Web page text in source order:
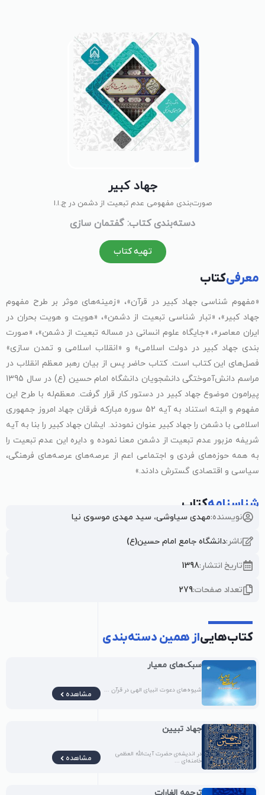
جهاد کبیر
صورت‌بندی مفهومی عدم تبعیت از دشمن در ج.ا.ا
دسته‌بندی کتاب: گفتمان سازی
تهیه کتاب
معرفیکتاب
«مفهوم شناسی جهاد کبیر در قرآن»، «زمینه‌های موثر بر طرح مفهوم
جهاد کبیر»، «تبار شناسی تبعیت از دشمن»، «هویت و هویت بحران در
ایران معاصر»، «جایگاه علوم انسانی در مساله تبعیت از دشمن»، «صورت
بندی جهاد کبیر در دولت اسلامی» و «انقلاب اسلامی و تمدن سازی»
فصل‌های این کتاب است. کتاب حاضر پس از بیان رهبر معظم انقلاب در
مراسم دانش‌آموختگی دانشجویان دانشگاه امام حسین (ع) در سال 1395
پیرامون موضوع جهاد کبیر در دستور کار قرار گرفت. معظم‌له با طرح این
مفهوم و البته استناد به آیه 52 سوره مبارکه فرقان جهاد امروز جمهوری
اسلامی با دشمن را جهاد کبیر عنوان نمودند. ایشان جهاد کبیر را بنا به آیه
شریفه مزبور عدم تبعیت از دشمن معنا نموده و دایره این عدم تبعیت را
به همه حوزه‌های فردی و اجتماعی اعم از عرصه‌های عرصه‌های فرهنگی،
سیاسی و اقتصادی گسترش دادند.»
شناسنامهکتاب
نویسنده:مهدی سیاوشی، سید مهدی موسوی نیا
ناشر:دانشگاه جامع امام حسین(ع)
تاریخ انتشار:1398
تعداد صفحات:279
کتاب‌هاییاز همین دسته‌بندی
سبک‌های معیار
شیوه‌های دعوت انبیای الهی در قرآن ... مشاهده
جهاد تبیین
در اندیشه‌ی حضرت آیت‌الله العظمی
خامنه‌ای ...
مشاهده
ترجمه الغارات